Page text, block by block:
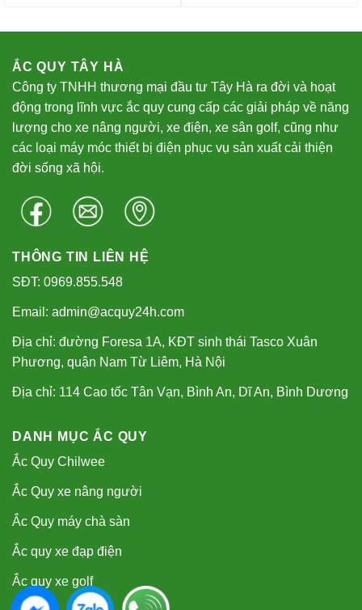
ẮC QUY TÂY HÀ
Công ty TNHH thương mại đầu tư Tây Hà ra đời và hoạt
động trong lĩnh vực ắc quy cung cấp các giải pháp về năng
lượng cho xe nâng người, xe điện, xe sân golf, cũng như
các loại máy móc thiết bị điện phục vụ sản xuất cải thiện
đời sống xã hội.
THÔNG TIN LIÊN HỆ
SĐT: 0969.855.548
Email: admin@acquy24h.com
Địa chỉ: đường Foresa 1A, KĐT sinh thái Tasco Xuân
Phương, quận Nam Từ Liêm, Hà Nội
Địa chỉ: 114 Cao tốc Tân Vạn, Bình An, Dĩ An, Bình Dương
DANH MỤC ẮC QUY
Ắc Quy Chilwee
Ắc Quy xe nâng người
Ắc Quy máy chà sàn
Ắc quy xe đạp điện
Ắc quy xe golf